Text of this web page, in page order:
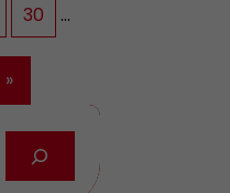
30
…
»